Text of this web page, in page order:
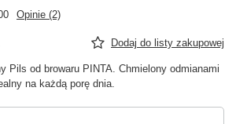
Opinie (2)
Dodaj do listy zakupowej
Pils od browaru PINTA. Chmielony odmianami
na każdą porę dnia.